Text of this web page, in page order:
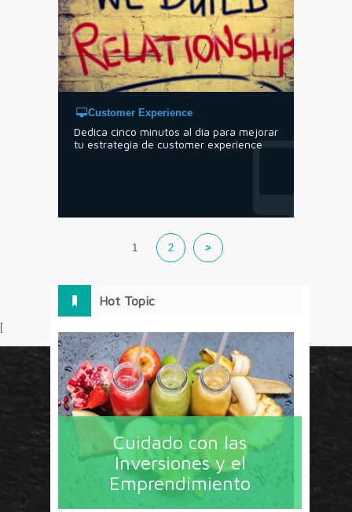
Customer Experience
Dedica cinco minutos al día para mejorar
tu estrategia de customer experience
1 2 >
Hot Topic
Cuidado con las
Inversiones y el
Emprendimiento
[
Circulo Marketing concentra lo último en estrategias,
herramientas y tendencias con un enfoque en México
y América Latina. La revista contiene lo imprescindible
en tecnología, nuevas herramientas, liderazgo, redes
sociales y nuevas ideas en marketing. Los contenidos
están escritos por líderes de negocios y dirigidos hacia
todos los directores de marcas y especialistas en